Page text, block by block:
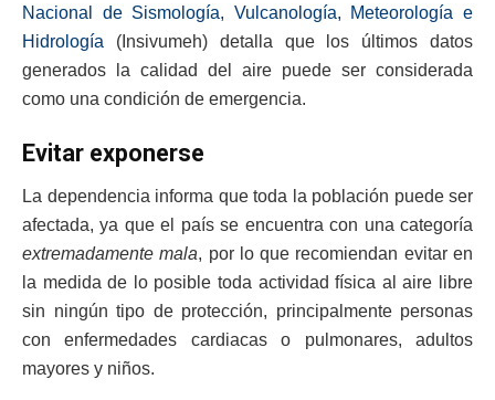
Nacional de Sismología, Vulcanología, Meteorología e
Hidrología (Insivumeh) detalla que los últimos datos
generados la calidad del aire puede ser considerada
como una condición de emergencia.
Evitar exponerse
La dependencia informa que toda la población puede ser
afectada, ya que el país se encuentra con una categoría
extremadamente mala, por lo que recomiendan evitar en
la medida de lo posible toda actividad física al aire libre
sin ningún tipo de protección, principalmente personas
con enfermedades cardiacas o pulmonares, adultos
mayores y niños.